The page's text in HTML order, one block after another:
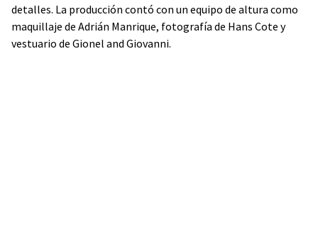
detalles. La producción contó con un equipo de altura como
maquillaje de Adrián Manrique, fotografía de Hans Cote y
vestuario de Gionel and Giovanni.